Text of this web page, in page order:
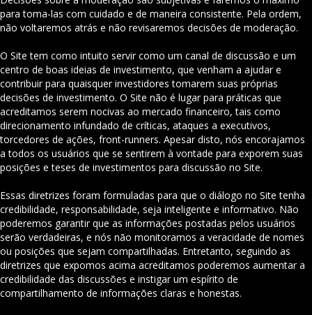
para toma-las com cuidado e de maneira consistente. Pela ordem,
não voltaremos atrás e não revisaremos decisões de moderação.
O Site tem como intuito servir como um canal de discussão e um
centro de boas ideias de investimento, que venham a ajudar e
contribuir para quaisquer investidores tomarem suas próprias
decisões de investimento. O Site não é lugar para práticas que
acreditamos serem nocivas ao mercado financeiro, tais como
direcionamento infundado de críticas, ataques a executivos,
torcedores de ações, front-runners. Apesar disto, nós encorajamos
a todos os usuários que se sentirem à vontade para exporem suas
posições e teses de investimentos para discussão no Site.
Essas diretrizes foram formuladas para que o diálogo no Site tenha
credibilidade, responsabilidade, seja inteligente e informativo. Não
poderemos garantir que as informações postadas pelos usuários
serão verdadeiras, e nós não monitoramos a veracidade de nomes
ou posições que sejam compartilhadas. Entretanto, seguindo as
diretrizes que expomos acima acreditamos poderemos aumentar a
credibilidade das discussões e instigar um espírito de
compartilhamento de informações claras e honestas.